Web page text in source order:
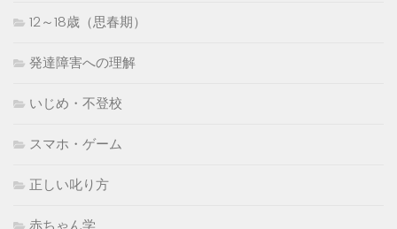
12～18歳（思春期）
発達障害への理解
いじめ・不登校
スマホ・ゲーム
正しい叱り方
赤ちゃん学